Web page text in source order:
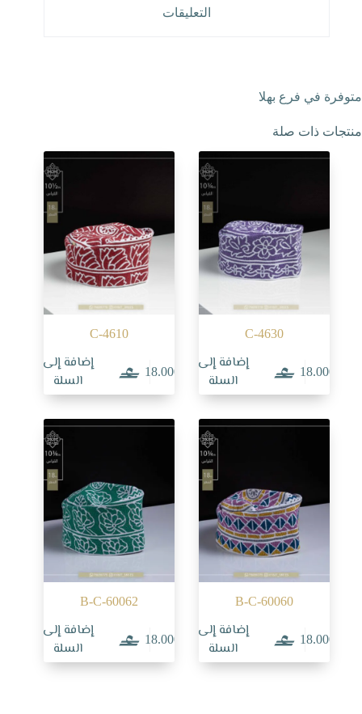
التعليقات
متوفرة في فرع بهلا
منتجات ذات صلة
C-4630
18.000
إضافة إلى
السلة
C-4610
18.000
إضافة إلى
السلة
B-C-60060
18.000
إضافة إلى
السلة
B-C-60062
18.000
إضافة إلى
السلة